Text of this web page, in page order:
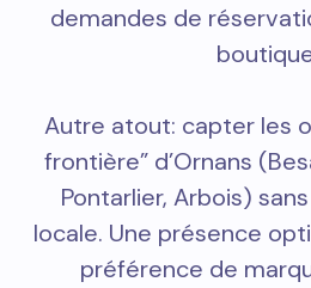
demandes de
Autre atout: capter les
frontière” d’Ornans
Pontarlier, Arbois)
locale. Une présence
préférence de